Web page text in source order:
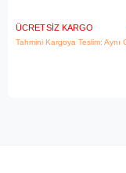
ÜCRETSIZ KARGO
Tahmini Kargoya Teslim: Aynı